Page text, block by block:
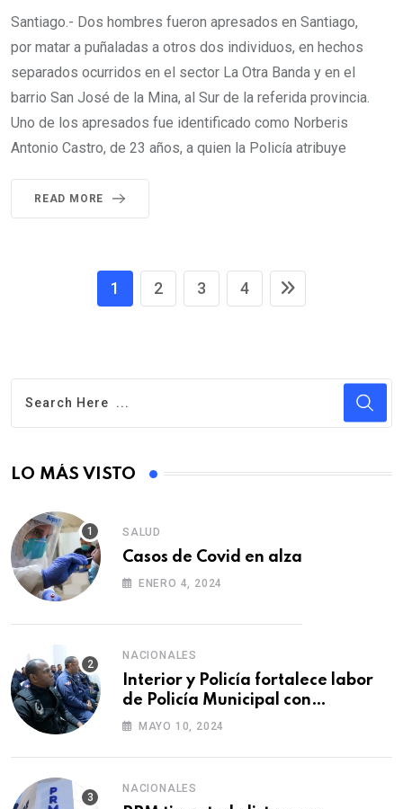
Santiago.- Dos hombres fueron apresados en Santiago,
por matar a puñaladas a otros dos individuos, en hechos
separados ocurridos en el sector La Otra Banda y en el
barrio San José de la Mina, al Sur de la referida provincia.
Uno de los apresados fue identificado como Norberis
Antonio Castro, de 23 años, a quien la Policía atribuye
READ MORE
1 2 3 4
LO MÁS VISTO
SALUD
Casos de Covid en alza
ENERO 4, 2024
NACIONALES
Interior y Policía fortalece labor
de Policía Municipal con
formación de agentes
MAYO 10, 2024
NACIONALES